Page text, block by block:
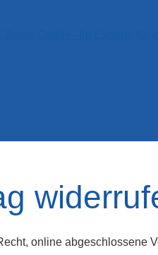
online abgeschlossene